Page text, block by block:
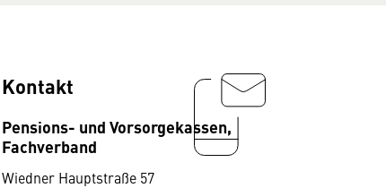
Kontakt
Pensions- und Vorsorgekassen,
Fachverband
Wiedner Hauptstraße 57